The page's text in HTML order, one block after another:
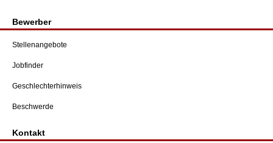
Bewerber
Stellenangebote
Jobfinder
Geschlechterhinweis
Beschwerde
Kontakt